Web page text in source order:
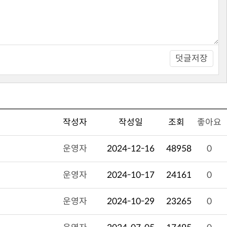
덧글저장
작성자 작성일 조회 좋아요
운영자 2024-12-16 48958 0
운영자 2024-10-17 24161 0
운영자 2024-10-29 23265 0